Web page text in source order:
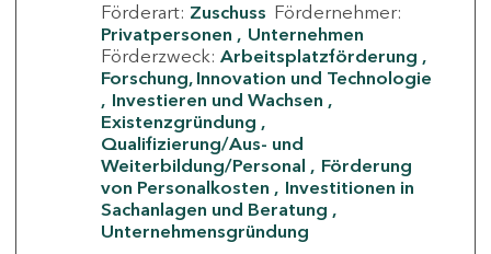
Förderart: Zuschuss Fördernehmer:
Privatpersonen
Unternehmen
Förderzweck: Arbeitsplatzförderung
Forschung, Innovation und Technologie
Investieren und Wachsen
Existenzgründung
Qualifizierung/Aus- und
Weiterbildung/Personal
Förderung
von Personalkosten
Investitionen in
Sachanlagen und Beratung
Unternehmensgründung